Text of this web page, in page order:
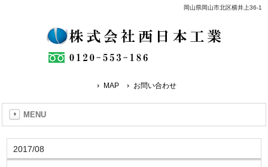
岡山県岡山市北区横井上36-1
MAP お問い合わせ
MENU
2017/08